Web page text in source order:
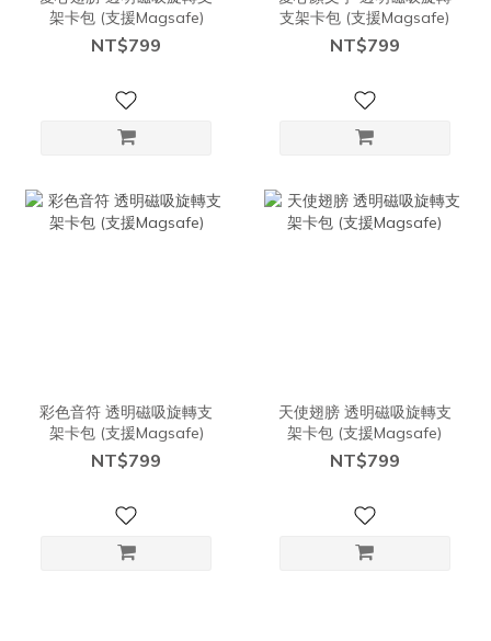
架卡包 (支援Magsafe)
NT$799
支架卡包 (支援Magsafe)
NT$799
彩色音符 透明磁吸旋轉支
架卡包 (支援Magsafe)
NT$799
天使翅膀 透明磁吸旋轉支
架卡包 (支援Magsafe)
NT$799